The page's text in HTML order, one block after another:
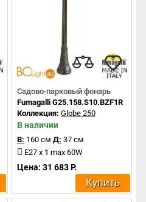
Садово-парковый фонарь
Fumagalli G25.158.S10.BZF1R
Коллекция: Globe 250
В наличии
В: 160 см Д: 37 см
E27 x 1 max 60W
Цена: 31 683 Р.
Купить